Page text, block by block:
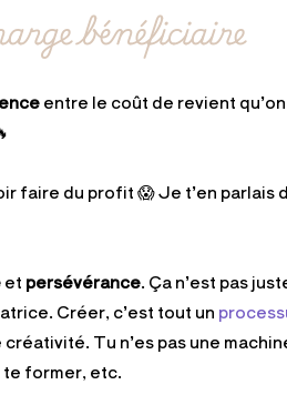
bénéficiaire
entre le coût de revient
faire du profit 😱Je t’en parlais
et persévérance. Ça n’est pas
Créer, c’est tout un
Tu n’es pas une
te former, etc.